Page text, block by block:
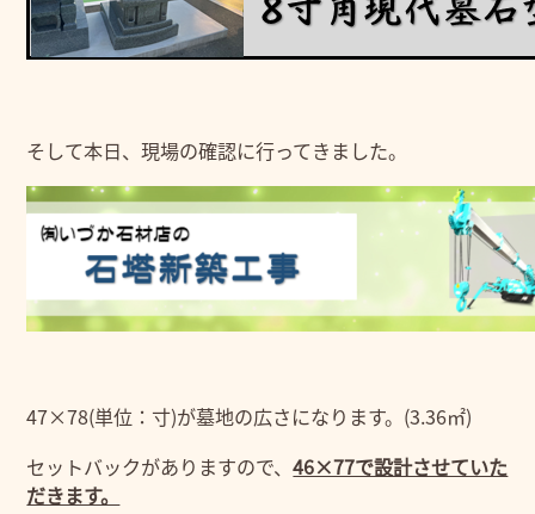
そして本日、現場の確認に行ってきました。
47×78(単位：寸)が墓地の広さになります。(3.36㎡)
セットバックがありますので、46×77で設計させていた
だきます。